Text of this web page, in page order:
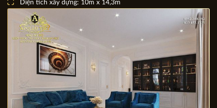
Chủ đầu tư: Ông Trần Quang Hải
Địa chỉ: Liêm Tuyền - Phủ Lý - Hà Nam
Mặt tiền: 10m
Diện tích xây dựng: 10m x 14,3m